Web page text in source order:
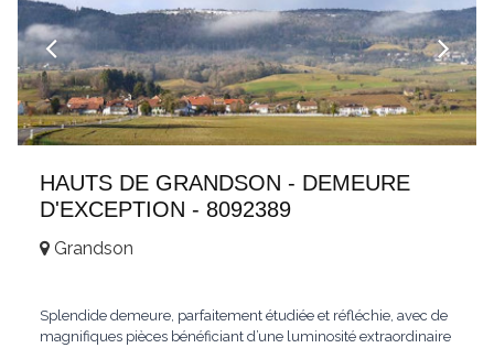
HAUTS DE GRANDSON - DEMEURE
D'EXCEPTION - 8092389
Grandson
Splendide demeure, parfaitement étudiée et réfléchie, avec de
magnifiques pièces bénéficiant d’une luminosité extraordinaire